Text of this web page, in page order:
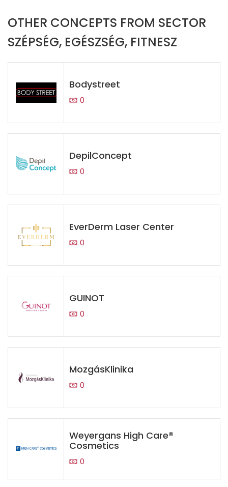
OTHER CONCEPTS FROM SECTOR
SZÉPSÉG, EGÉSZSÉG, FITNESZ
Bodystreet
0
DepilConcept
0
EverDerm Laser Center
0
GUINOT
0
MozgásKlinika
0
Weyergans High Care®
Cosmetics
0